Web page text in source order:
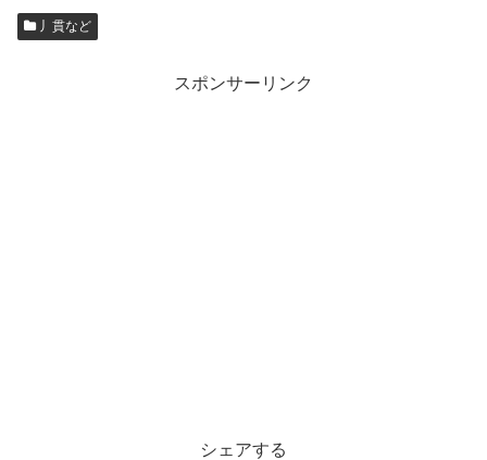
丿貫など
スポンサーリンク
シェアする